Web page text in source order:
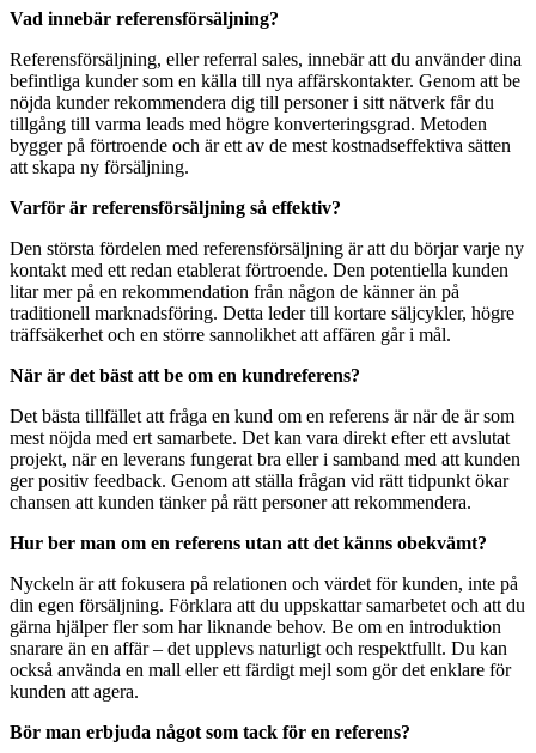
Vad innebär referensförsäljning?
Referensförsäljning, eller referral sales, innebär att du använder dina
befintliga kunder som en källa till nya affärskontakter. Genom att be
nöjda kunder rekommendera dig till personer i sitt nätverk får du
tillgång till varma leads med högre konverteringsgrad. Metoden
bygger på förtroende och är ett av de mest kostnadseffektiva sätten
att skapa ny försäljning.
Varför är referensförsäljning så effektiv?
Den största fördelen med referensförsäljning är att du börjar varje ny
kontakt med ett redan etablerat förtroende. Den potentiella kunden
litar mer på en rekommendation från någon de känner än på
traditionell marknadsföring. Detta leder till kortare säljcykler, högre
träffsäkerhet och en större sannolikhet att affären går i mål.
När är det bäst att be om en kundreferens?
Det bästa tillfället att fråga en kund om en referens är när de är som
mest nöjda med ert samarbete. Det kan vara direkt efter ett avslutat
projekt, när en leverans fungerat bra eller i samband med att kunden
ger positiv feedback. Genom att ställa frågan vid rätt tidpunkt ökar
chansen att kunden tänker på rätt personer att rekommendera.
Hur ber man om en referens utan att det känns obekvämt?
Nyckeln är att fokusera på relationen och värdet för kunden, inte på
din egen försäljning. Förklara att du uppskattar samarbetet och att du
gärna hjälper fler som har liknande behov. Be om en introduktion
snarare än en affär – det upplevs naturligt och respektfullt. Du kan
också använda en mall eller ett färdigt mejl som gör det enklare för
kunden att agera.
Bör man erbjuda något som tack för en referens?